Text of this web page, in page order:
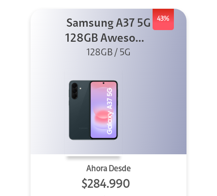
43%
Samsung A37 5G
128GB Awesome
Graygreen
128GB / 5G
Ahora Desde
$284.990